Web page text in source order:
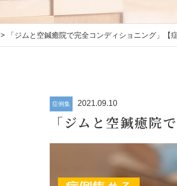
> 「ジムと空鍼癒院で完全コンディショニング」【症
症例集 2021.09.10
「ジムと空鍼癒院